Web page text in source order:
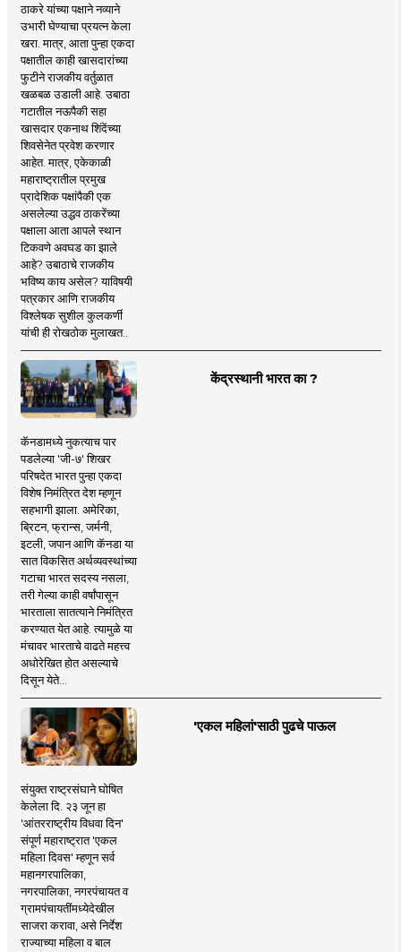
ठाकरे यांच्या पक्षाने नव्याने
उभारी घेण्याचा प्रयत्न केला
खरा. मात्र, आता पुन्हा एकदा
पक्षातील काही खासदारांच्या
फुटीने राजकीय वर्तुळात
खळबळ उडाली आहे. उबाठा
गटातील नऊपैकी सहा
खासदार एकनाथ शिंदेंच्या
शिवसेनेत प्रवेश करणार
आहेत. मात्र, एकेकाळी
महाराष्ट्रातील प्रमुख
प्रादेशिक पक्षांपैकी एक
असलेल्या उद्धव ठाकरेंच्या
पक्षाला आता आपले स्थान
टिकवणे अवघड का झाले
आहे? उबाठाचे राजकीय
भविष्य काय असेल? याविषयी
पत्रकार आणि राजकीय
विश्लेषक सुशील कुलकर्णी
यांची ही रोखठोक मुलाखत..
केंद्रस्थानी भारत का ?
कॅनडामध्ये नुकत्याच पार
पडलेल्या 'जी-७' शिखर
परिषदेत भारत पुन्हा एकदा
विशेष निमंत्रित देश म्हणून
सहभागी झाला. अमेरिका,
ब्रिटन, फ्रान्स, जर्मनी,
इटली, जपान आणि कॅनडा या
सात विकसित अर्थव्यवस्थांच्या
गटाचा भारत सदस्य नसला,
तरी गेल्या काही वर्षांपासून
भारताला सातत्याने निमंत्रित
करण्यात येत आहे. त्यामुळे या
मंचावर भारताचे वाढते महत्त्व
अधोरेखित होत असल्याचे
दिसून येते...
'एकल महिलां'साठी पुढचे पाऊल
संयुक्त राष्ट्रसंघाने घोषित
केलेला दि. २३ जून हा
'आंतरराष्ट्रीय विधवा दिन'
संपूर्ण महाराष्ट्रात 'एकल
महिला दिवस' म्हणून सर्व
महानगरपालिका,
नगरपालिका, नगरपंचायत व
ग्रामपंचायतींमध्येदेखील
साजरा करावा, असे निर्देश
राज्याच्या महिला व बाल